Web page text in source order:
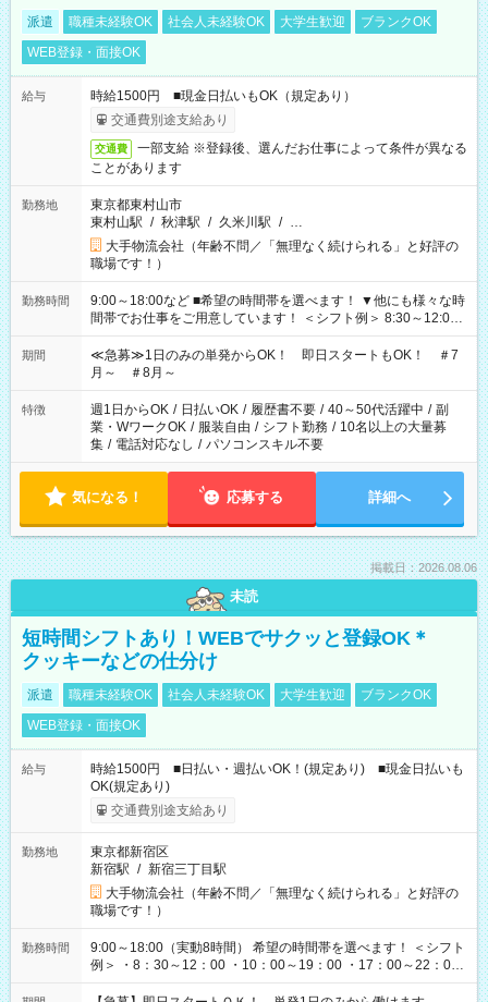
派遣 職種未経験OK 社会人未経験OK 大学生歓迎
ブランクOK
WEB登録・面接OK
給与
時給1500円 ■現金日払いもOK（規定あり）
交通費別途支給あり
交通費
一部支給 ※登録後、選んだお仕事によって条件が異なる
ことがあります
勤務地
東京都東村山市
東村山駅 / 秋津駅 / 久米川駅 / …
大手物流会社（年齢不問／「無理なく続けられる」と好評の
職場です！）
勤務時間
9:00～18:00など ■希望の時間帯を選べます！ ▼他にも様々な時
間帯でお仕事をご用意しています！ ＜シフト例＞ 8:30～12:00
17:00～22:00 13:00～22:00 22:00～翌6:00 など
期間
≪急募≫1日のみの単発からOK！ 即日スタートもOK！ ＃7
月～ ＃8月～
特徴 週1日からOK / 日払いOK / 履歴書不要 / 40～50代活躍中 / 副
業・WワークOK / 服装自由 / シフト勤務 / 10名以上の大量募
集 / 電話対応なし / パソコンスキル不要
気になる！ 応募する 詳細へ
掲載日：2026.08.06
未読
短時間シフトあり！WEBでサクッと登録OK＊
クッキーなどの仕分け
派遣 職種未経験OK 社会人未経験OK 大学生歓迎
ブランクOK
WEB登録・面接OK
給与
時給1500円 ■日払い・週払いOK！(規定あり) ■現金日払いも
OK(規定あり)
交通費別途支給あり
勤務地
東京都新宿区
新宿駅 / 新宿三丁目駅
大手物流会社（年齢不問／「無理なく続けられる」と好評の
職場です！）
勤務時間
9:00～18:00（実動8時間） 希望の時間帯を選べます！ ＜シフト
例＞ ・8：30～12：00 ・10：00～19：00 ・17：00～22：00
・13：00～22：00 ・22：00～翌6：00 など